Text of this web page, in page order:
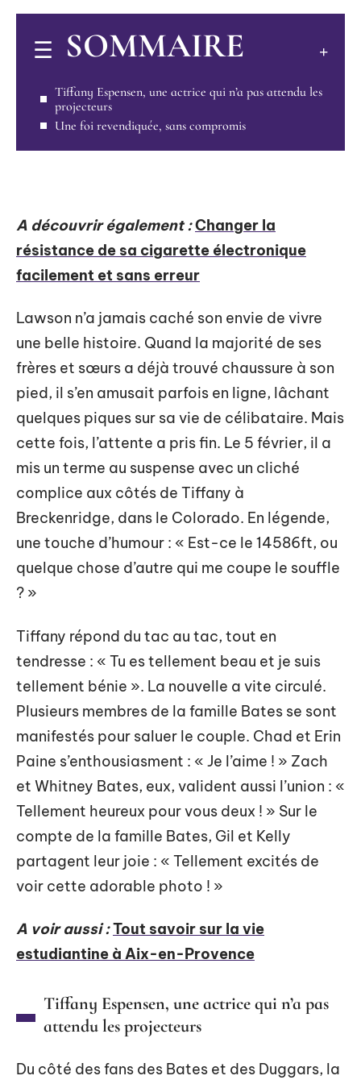
SOMMAIRE
Tiffany Espensen, une actrice qui n’a pas attendu les
projecteurs
Une foi revendiquée, sans compromis
A découvrir également :Changer la
résistance de sa cigarette électronique
facilement et sans erreur
Lawson n’a jamais caché son envie de vivre
une belle histoire. Quand la majorité de ses
frères et sœurs a déjà trouvé chaussure à son
pied, il s’en amusait parfois en ligne, lâchant
quelques piques sur sa vie de célibataire. Mais
cette fois, l’attente a pris fin. Le 5 février, il a
mis un terme au suspense avec un cliché
complice aux côtés de Tiffany à
Breckenridge, dans le Colorado. En légende,
une touche d’humour : « Est-ce le 14586ft, ou
quelque chose d’autre qui me coupe le souffle
? »
Tiffany répond du tac au tac, tout en
tendresse : « Tu es tellement beau et je suis
tellement bénie ». La nouvelle a vite circulé.
Plusieurs membres de la famille Bates se sont
manifestés pour saluer le couple. Chad et Erin
Paine s’enthousiasment : « Je l’aime ! » Zach
et Whitney Bates, eux, valident aussi l’union : «
Tellement heureux pour vous deux ! » Sur le
compte de la famille Bates, Gil et Kelly
partagent leur joie : « Tellement excités de
voir cette adorable photo ! »
A voir aussi :Tout savoir sur la vie
estudiantine à Aix-en-Provence
Tiffany Espensen, une actrice qui n’a pas
attendu les projecteurs
Du côté des fans des Bates et des Duggars, la